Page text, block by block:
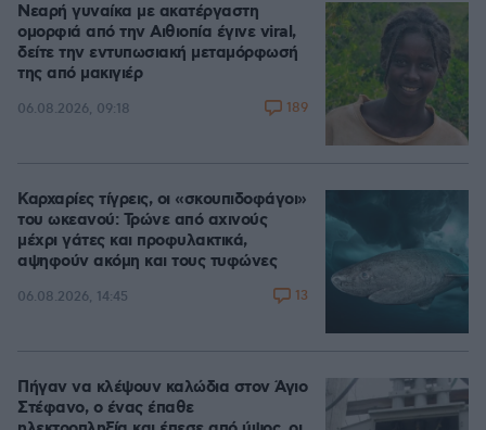
Νεαρή γυναίκα με ακατέργαστη
ομορφιά από την Αιθιοπία έγινε viral,
δείτε την εντυπωσιακή μεταμόρφωσή
της από μακιγιέρ
06.08.2026, 09:18 189
Καρχαρίες τίγρεις, οι «σκουπιδοφάγοι»
του ωκεανού: Τρώνε από αχινούς
μέχρι γάτες και προφυλακτικά,
αψηφούν ακόμη και τους τυφώνες
06.08.2026, 14:45 13
Πήγαν να κλέψουν καλώδια στον Άγιο
Στέφανο, ο ένας έπαθε